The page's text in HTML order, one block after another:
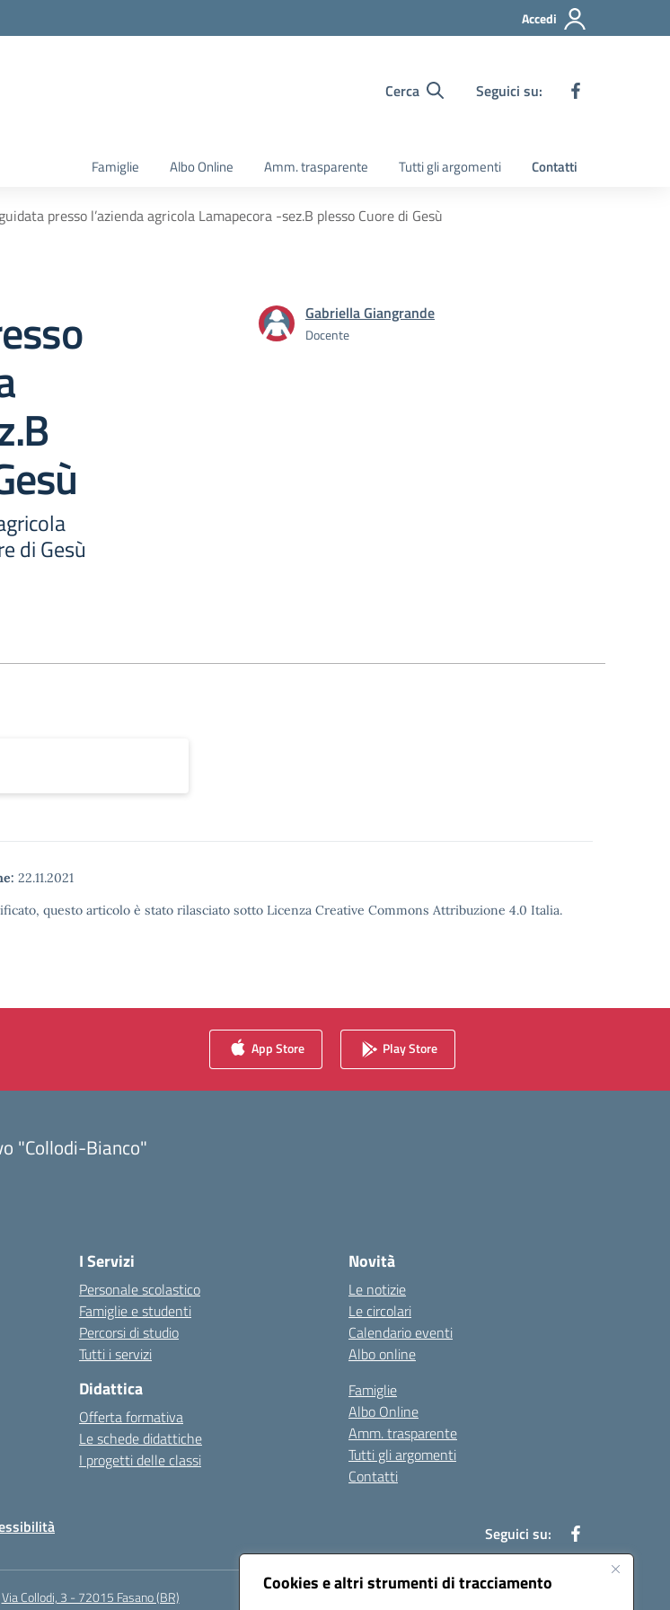
Cookies e altri strumenti di tracciamento
Accedi
Cerca Seguici su:
Famiglie Albo Online Amm. trasparente Tutti gli argomenti Contatti
presso l’azienda agricola Lamapecora -sez.B plesso Cuore di Gesù
di Gesù
Gabriella Giangrande
Docente
22.11.2021
questo articolo è stato rilasciato sotto Licenza Creative Commons Attribuzione 4.0 Italia.
App Store Play Store
"Collodi-Bianco"
I Servizi
Personale scolastico
Famiglie e studenti
Percorsi di studio
Tutti i servizi
Didattica
Offerta formativa
Le schede didattiche
I progetti delle classi
Novità
Le notizie
Le circolari
Calendario eventi
Albo online
Famiglie
Albo Online
Amm. trasparente
Tutti gli argomenti
Contatti
Seguici su:
Via Collodi, 3 - 72015 Fasano (BR)